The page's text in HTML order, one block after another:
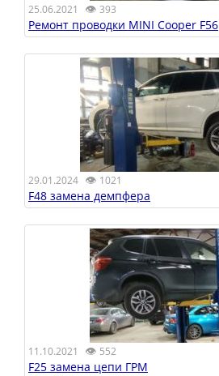
25.06.2021 👁 393
Ремонт проводки MINI Cooper F56
29.01.2024 👁 1021
F48 замена демпфера
11.10.2021 👁 552
F25 замена цепи ГРМ